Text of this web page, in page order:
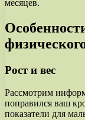
месяцев.
Рост и вес
Рассмотрим
поправился ваш
показатели для